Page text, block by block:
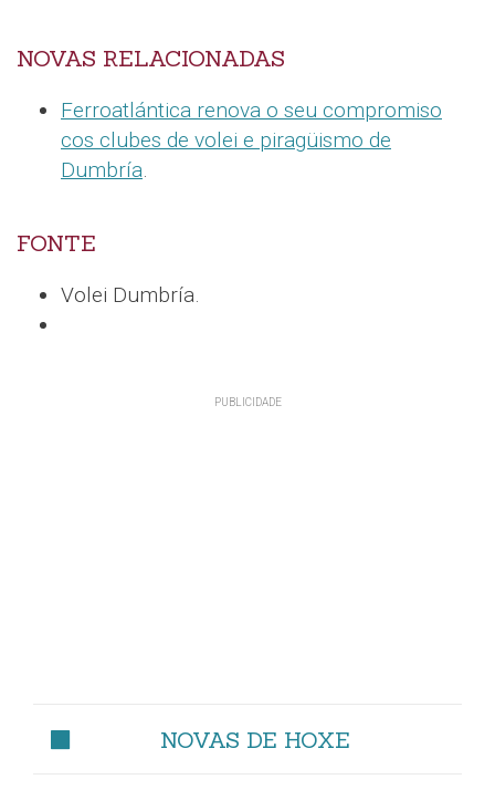
NOVAS RELACIONADAS
Ferroatlántica renova o seu compromiso
cos clubes de volei e piragüismo de
Dumbría.
FONTE
Volei Dumbría.
NOVAS DE HOXE